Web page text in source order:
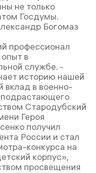
не только
Госдумы.
Богомаз
профессионал
в
службе. -
историю нашей
вклад в военно-
подрастающего
Стародубский
Героя
получил
России и стал
конкурса на
корпус»,
просвещения